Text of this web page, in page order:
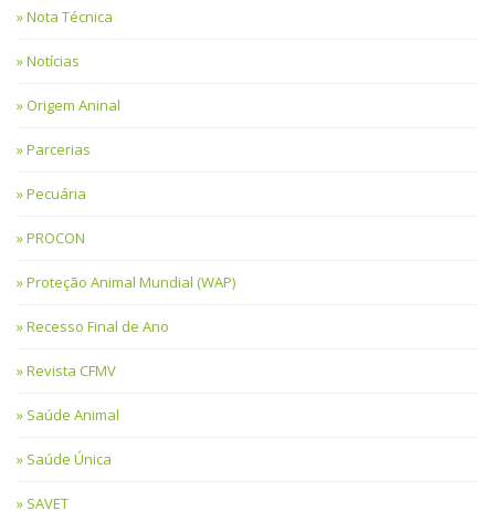
Nota Técnica
Notícias
Origem Aninal
Parcerias
Pecuária
PROCON
Proteção Animal Mundial (WAP)
Recesso Final de Ano
Revista CFMV
Saúde Animal
Saúde Única
SAVET